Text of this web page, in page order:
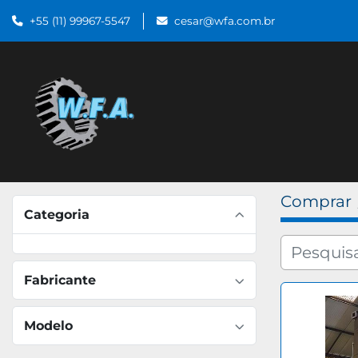
+55 (11) 99967-5547 cesar@wfa.com.br
Categoria
Fabricante
Modelo
Comprar